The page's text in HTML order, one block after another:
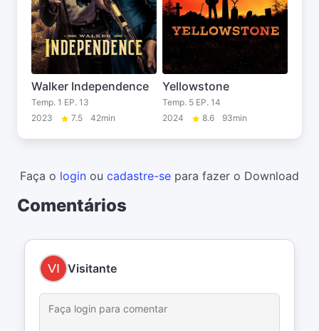
Walker Independence
Temp. 1 EP. 13
2023
7.5 42min
Yellowstone
Temp. 5 EP. 14
2024
8.6 93min
Faça o login ou cadastre-se para fazer o Download
Comentários
Visitante